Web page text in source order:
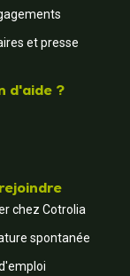
et presse
d'aide ?
chez Cotrolia
spontanée